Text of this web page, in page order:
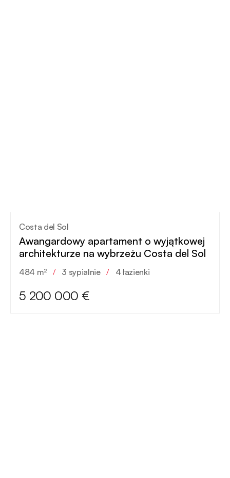
Costa del Sol
Awangardowy apartament o wyjątkowej
architekturze na wybrzeżu Costa del Sol
484 m² / 3 sypialnie / 4 łazienki
5 200 000 €